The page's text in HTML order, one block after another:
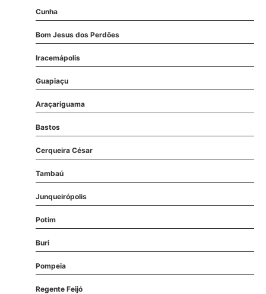
Cunha
Bom Jesus dos Perdões
Iracemápolis
Guapiaçu
Araçariguama
Bastos
Cerqueira César
Tambaú
Junqueirópolis
Potim
Buri
Pompeia
Regente Feijó